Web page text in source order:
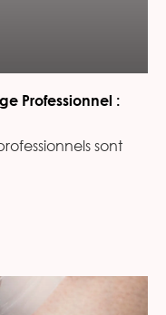
Professionnel :
sont